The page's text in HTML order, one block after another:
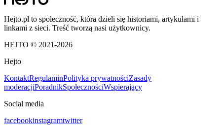
Hejto.pl to społeczność, która dzieli się historiami, artykułami i
linkami z sieci. Treść tworzą nasi użytkownicy.
HEJTO © 2021-2026
Hejto
KontaktRegulaminPolityka prywatnościZasady
moderacjiPoradnikSpołecznościWspierający
Social media
facebookinstagramtwitter